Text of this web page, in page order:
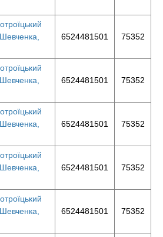
6524481501 75352
6524481501 75352
6524481501 75352
6524481501 75352
6524481501 75352